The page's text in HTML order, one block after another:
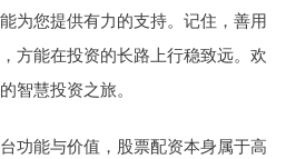
为您提供有力的支持。记住，善用
方能在投资的长路上行稳致远。欢
智慧投资之旅。
功能与价值，股票配资本身属于高